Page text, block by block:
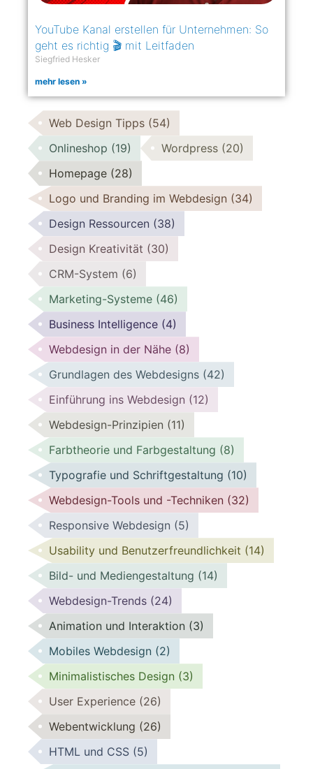
YouTube Kanal erstellen für Unternehmen: So
geht es richtig 🎬 mit Leitfaden
Siegfried Hesker
mehr lesen »
Web Design Tipps (54)
Onlineshop (19) Wordpress (20)
Homepage (28)
Logo und Branding im Webdesign (34)
Design Ressourcen (38)
Design Kreativität (30)
CRM-System (6)
Marketing-Systeme (46)
Business Intelligence (4)
Webdesign in der Nähe (8)
Grundlagen des Webdesigns (42)
Einführung ins Webdesign (12)
Webdesign-Prinzipien (11)
Farbtheorie und Farbgestaltung (8)
Typografie und Schriftgestaltung (10)
Webdesign-Tools und -Techniken (32)
Responsive Webdesign (5)
Usability und Benutzerfreundlichkeit (14)
Bild- und Mediengestaltung (14)
Webdesign-Trends (24)
Animation und Interaktion (3)
Mobiles Webdesign (2)
Minimalistisches Design (3)
User Experience (26)
Webentwicklung (26)
HTML und CSS (5)